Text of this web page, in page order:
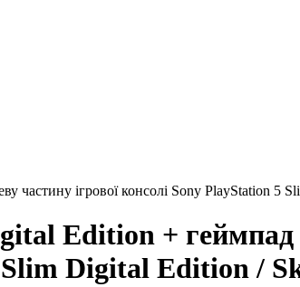
частину ігрової консолі Sony PlayStation 5
Edition + геймпад
Slim Digital Edition /